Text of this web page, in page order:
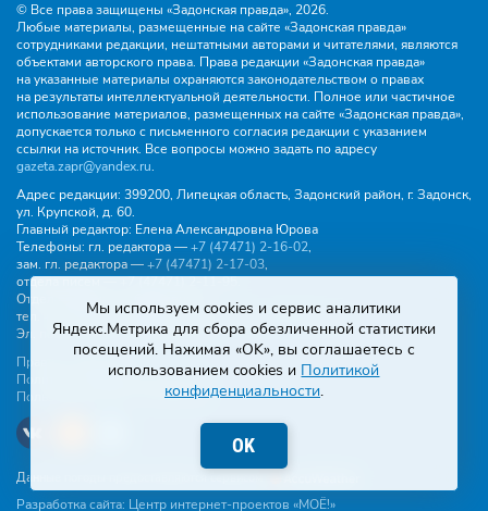
© Все права защищены «Задонская правда», 2026.
Любые материалы, размещенные на сайте «Задонская правда»
сотрудниками редакции, нештатными авторами и читателями, являются
объектами авторского права. Права редакции «Задонская правда»
на указанные материалы охраняются законодательством о правах
на результаты интеллектуальной деятельности. Полное или частичное
использование материалов, размещенных на сайте «Задонская правда»,
допускается только с письменного согласия редакции с указанием
ссылки на источник. Все вопросы можно задать по адресу
gazeta.zapr@yandex.ru.
Адрес редакции: 399200, Липецкая область, Задонский район, г. Задонск,
ул. Крупской, д. 60.
Главный редактор: Елена Александровна Юрова
Телефоны: гл. редактора —+7 (47471) 2‑16‑02,
зам. гл. редактора —+7 (47471) 2‑17‑03,
отдела писем —+7 (47471) 2‑11‑95.
Отдел рекламы и объявлений:
тел.
+7 (47471) 2‑43‑88, эл. почта -buh.gzp@yandex.ru
Эл. почта:gazeta.zapr@yandex.ru
Правила общения
Политика конфиденциальности
Пользовательское соглашение
Данные погоды предоставляются сервисом
Разработка сайта: Центр интернет-проектов «МОЁ!»
Мы используем cookies и сервис аналитики
Яндекс.Метрика для сбора обезличенной статистики
посещений. Нажимая «OK», вы соглашаетесь с
использованием cookies и Политикой
конфиденциальности.
OK